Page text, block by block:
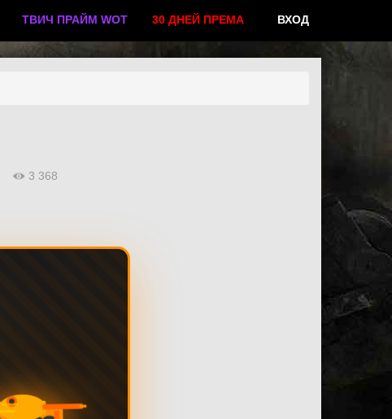
ТВИЧ ПРАЙМ WOT 30 ДНЕЙ ПРЕМА ВХОД
3 368